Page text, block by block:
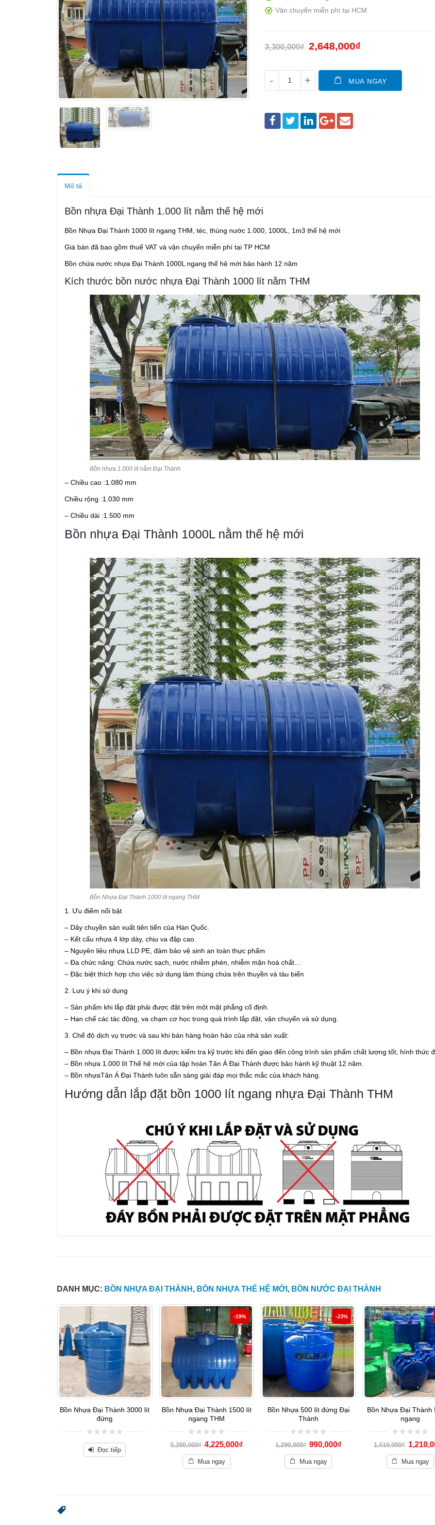
Vận chuyển miễn phí tại HCM
3,300,000₫ 2,648,000₫
MUA NGAY
Mô tả
Bồn nhựa Đại Thành 1.000 lít nằm thế hệ mới
Bồn Nhựa Đại Thành 1000 lít ngang THM, téc, thùng nước 1.000, 1000L, 1m3 thế hệ mới
Giá bán đã bao gồm thuế VAT và vận chuyển miễn phí tại TP HCM
Bồn chứa nước nhựa Đại Thành 1000L ngang thế hệ mới bảo hành 12 năm
Kích thước bồn nước nhựa Đại Thành 1000 lít nằm THM
Bồn nhựa 1.000 lít nằm Đại Thành
– Chiều cao :1.080 mm
Chiều rộng :1.030 mm
– Chiều dài :1.500 mm
Bồn nhựa Đại Thành 1000L nằm thế hệ mới
Bồn Nhựa Đại Thành 1000 lít ngang THM
1. Ưu điểm nổi bật
– Dây chuyền sản xuất tiên tiến của Hàn Quốc.
– Kết cấu nhựa 4 lớp dày, chịu va đập cao.
– Nguyên liệu nhựa LLD PE, đảm bảo vệ sinh an toàn thực phẩm
– Đa chức năng: Chứa nước sạch, nước nhiễm phèn, nhiễm mặn hoá chất…
– Đặc biệt thích hợp cho việc sử dụng làm thùng chứa trên thuyền và tàu biển
2. Lưu ý khi sử dụng
– Sản phẩm khi lắp đặt phải được đặt trên một mặt phẳng cố định.
– Hạn chế các tác động, va chạm cơ học trong quá trình lắp đặt, vận chuyển và sử dụng.
3. Chế độ dịch vụ trước và sau khi bán hàng hoàn hảo của nhà sản xuất:
– Bồn nhựa Đại Thành 1.000 lít được kiểm tra kỹ trước khi đến giao đến công trình sản phẩm chất lượng tốt, hình thức
– Bồn nhựa 1.000 lít Thế hệ mới của tập hoàn Tân Á Đại Thành được bảo hành kỹ thuật 12 năm.
– Bồn nhựaTân Á Đại Thành luôn sẵn sàng giải đáp mọi thắc mắc của khách hàng.
Hướng dẫn lắp đặt bồn 1000 lít ngang nhựa Đại Thành THM
DANH MỤC: BỒN NHỰA ĐẠI THÀNH , BỒN NHỰA THẾ HỆ MỚI , BỒN NƯỚC ĐẠI THÀNH
Bồn Nhựa Đại Thành 3000 lít
đứng
0
out
of
Đọc tiếp
-19%
Bồn Nhựa Đại Thành 1500 lít
ngang THM
0
out
of
5,200,000₫ 4,225,000₫
Mua ngay
-23%
Bồn Nhựa 500 lít đứng Đại
Thành
0
out
of
5
1,290,000₫ 990,000₫
Mua ngay
Bồn Nhựa Đại Thành
ngang
0
out
of
1,510,000₫
Mua ngay